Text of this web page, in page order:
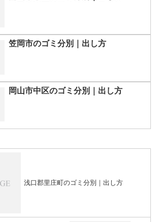
笠岡市のゴミ分別｜出し方
岡山市中区のゴミ分別｜出し方
浅口郡里庄町のゴミ分別｜出し方